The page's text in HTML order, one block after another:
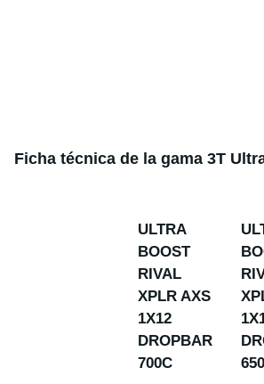
Ficha técnica de la gama 3T
ULTRA
BOOST
RIVAL
XPLR AXS
1X12
DROPBAR
700C